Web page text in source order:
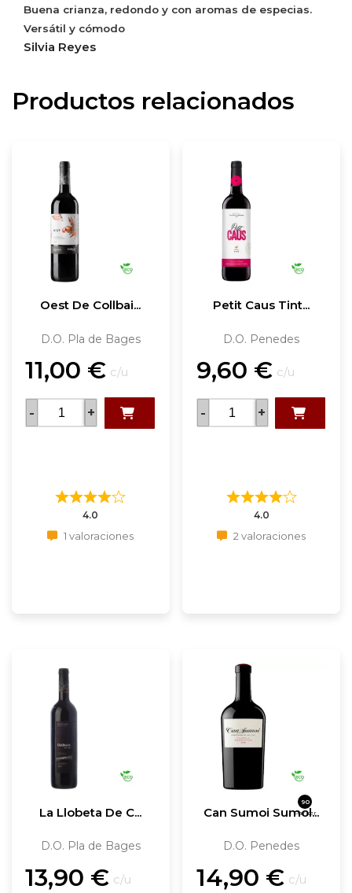
Buena crianza, redondo y con aromas de especias.
Versátil y cómodo
Silvia Reyes
Productos relacionados
Oest De Collbai...
D.O. Pla de Bages
11,00 € c/u
- +
4.0
1 valoraciones
Petit Caus Tint...
D.O. Penedes
9,60 € c/u
- +
4.0
2 valoraciones
La Llobeta De C...
D.O. Pla de Bages
13,90 € c/u
Can Sumoi Sumol...
D.O. Penedes
90
Parker
14,90 € c/u